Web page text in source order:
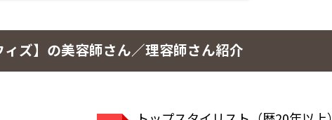
ズ】の美容師さん／理容師さん紹介